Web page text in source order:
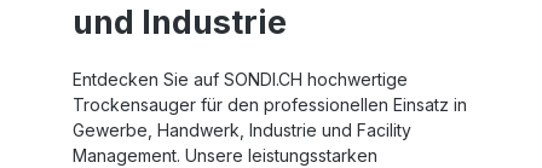
und Industrie
Entdecken Sie auf SONDI.CH hochwertige
Trockensauger für den professionellen Einsatz in
Gewerbe, Handwerk, Industrie und Facility
Management. Unsere leistungsstarken